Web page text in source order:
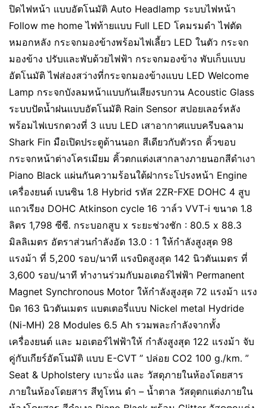
ปิดไฟหน้า แบบอัตโนมัติ Auto Headlamp ระบบไฟหน้า
Follow me home ไฟท้ายแบบ Full LED โคมรมดำ ไฟตัด
หมอกหลัง กระจกมองข้างพร้อมไฟเลี้ยว LED ในตัว กระจก
มองข้าง ปรับและพับด้วยไฟฟ้า กระจกมองข้าง พับเก็บแบบ
อัตโนมัติ ไฟส่องสว่างที่กระจกมองข้างแบบ LED Welcome
Lamp กระจกบังลมหน้าแบบกันเสียงรบกวน Acoustic Glass
ระบบปัดน้ำฝนแบบอัตโนมัติ Rain Sensor สปอยเลอร์หลัง
พร้อมไฟเบรกดวงที่ 3 แบบ LED เสาอากาศแบบครีบฉลาม
Shark Fin มือเปิดประตูด้านนอก สีเดียวกับตัวรถ คิ้วขอบ
กระจกหน้าต่างโครเมียม คิ้วตกแต่งเสากลางภายนอกสีดำเงา
Piano Black แผ่นกันความร้อนใต้ฝากระโปรงหน้า Engine
เครื่องยนต์ เบนซิน 1.8 Hybrid รหัส 2ZR-FXE DOHC 4 สูบ
แถวเรียง DOHC Atkinson cycle 16 วาล์ว VVT-i ขนาด 1.8
ลิตร 1,798 ซีซี. กระบอกสูบ x ระยะช่วงชัก : 80.5 x 88.3
มิลลิเมตร อัตราส่วนกำลังอัด 13.0 : 1 ให้กำลังสูงสุด 98
แรงม้า ที่ 5,200 รอบ/นาที แรงบิดสูงสุด 142 นิวตันเมตร ที่
3,600 รอบ/นาที ทำงานร่วมกับมอเตอร์ไฟฟ้า Permanent
Magnet Synchronous Motor ให้กำลังสูงสุด 72 แรงม้า แรง
บิด 163 นิวตันเมตร แบตเตอรี่แบบ Nickel metal Hydride
(Ni-MH) 28 Modules 6.5 Ah รวมพละกำลังจากทั้ง
เครื่องยนต์ และ มอเตอร์ไฟฟ้าให้ กำลังสูงสุด 122 แรงม้า จับ
คู่กับเกียร์อัตโนมัติ แบบ E-CVT ” ปล่อย CO2 100 g./km. ”
Seat & Upholstery เบาะนั่ง และ วัสดุภายในห้องโดยสาร
ภายในห้องโดยสาร สีทูโทน ดำ – น้ำตาล วัสดุตกแต่งภายใน